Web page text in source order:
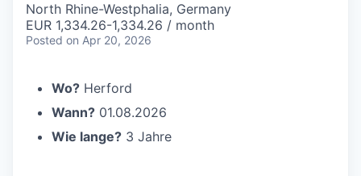
North Rhine-Westphalia, Germany
EUR 1,334.26-1,334.26 / month
Posted on Apr 20, 2026
Wo? Herford
Wann? 01.08.2026
Wie lange? 3 Jahre